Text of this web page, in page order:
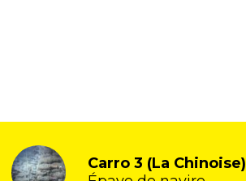
Carro 3 (La Chinoise)